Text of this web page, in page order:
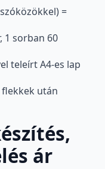
=
1 sorban 60
teleírt A4-es lap
után
ár